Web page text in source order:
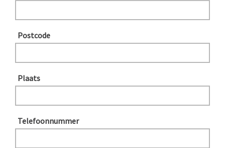
Postcode
Plaats
Telefoonnummer